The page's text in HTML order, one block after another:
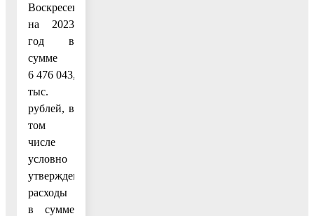
Воскресенск
на 2023
год в
сумме
6 476 043,6
тыс.
рублей, в
том
числе
условно
утвержденные
расходы
в сумме